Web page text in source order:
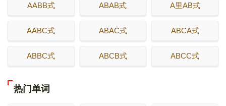
AABB式 ABAB式 A里AB式
AABC式 ABAC式 ABCA式
ABBC式 ABCB式 ABCC式
热门单词